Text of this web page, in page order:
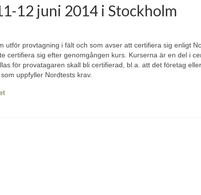
12 juni 2014 i Stockholm
utför provtagning i fält och som avser att certifiera sig enligt
certifiera sig efter genomgången kurs. Kurserna är en del i
för provatagaren skall bli certifierad, bl.a. att det företag
uppfyller Nordtests krav.